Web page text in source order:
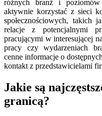
różnych branż i
aktywnie korzystać z sieci
społecznościowych, takich
relacje z potencjalnymi
pracującymi w interesującej
pracy czy wydarzeniach
cenne informacje o
kontakt z przedstawicielami
Jakie są
granicą?